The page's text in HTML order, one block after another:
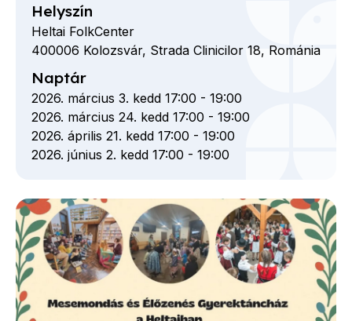
Helyszín
Heltai FolkCenter
400006 Kolozsvár, Strada Clinicilor 18, Románia
Naptár
2026. március 3. kedd 17:00 - 19:00
2026. március 24. kedd 17:00 - 19:00
2026. április 21. kedd 17:00 - 19:00
2026. június 2. kedd 17:00 - 19:00